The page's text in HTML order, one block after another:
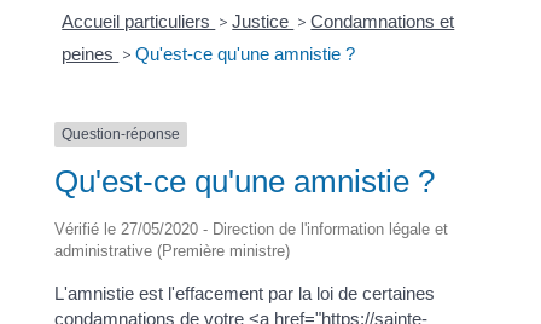
Accueil particuliers > Justice > Condamnations et
peines > Qu'est-ce qu'une amnistie ?
Question-réponse
Qu'est-ce qu'une amnistie ?
Vérifié le 27/05/2020 - Direction de l'information légale et
administrative (Première ministre)
L'amnistie est l'effacement par la loi de certaines
condamnations de votre <a href="https://sainte-